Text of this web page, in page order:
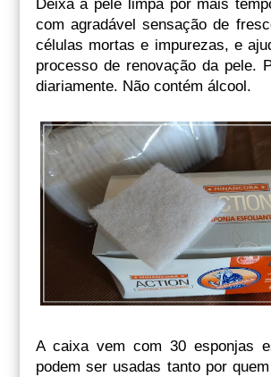
Deixa a pele limpa por mais
com agradável sensação de
células mortas e impurezas, e
processo de renovação da pele.
diariamente. Não contém álcool.
A caixa vem com 30 esponjas
podem ser usadas tanto por